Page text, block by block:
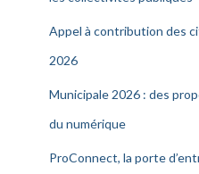
Appel à contribution des
2026
Municipale 2026 : des
du numérique
ProConnect, la porte